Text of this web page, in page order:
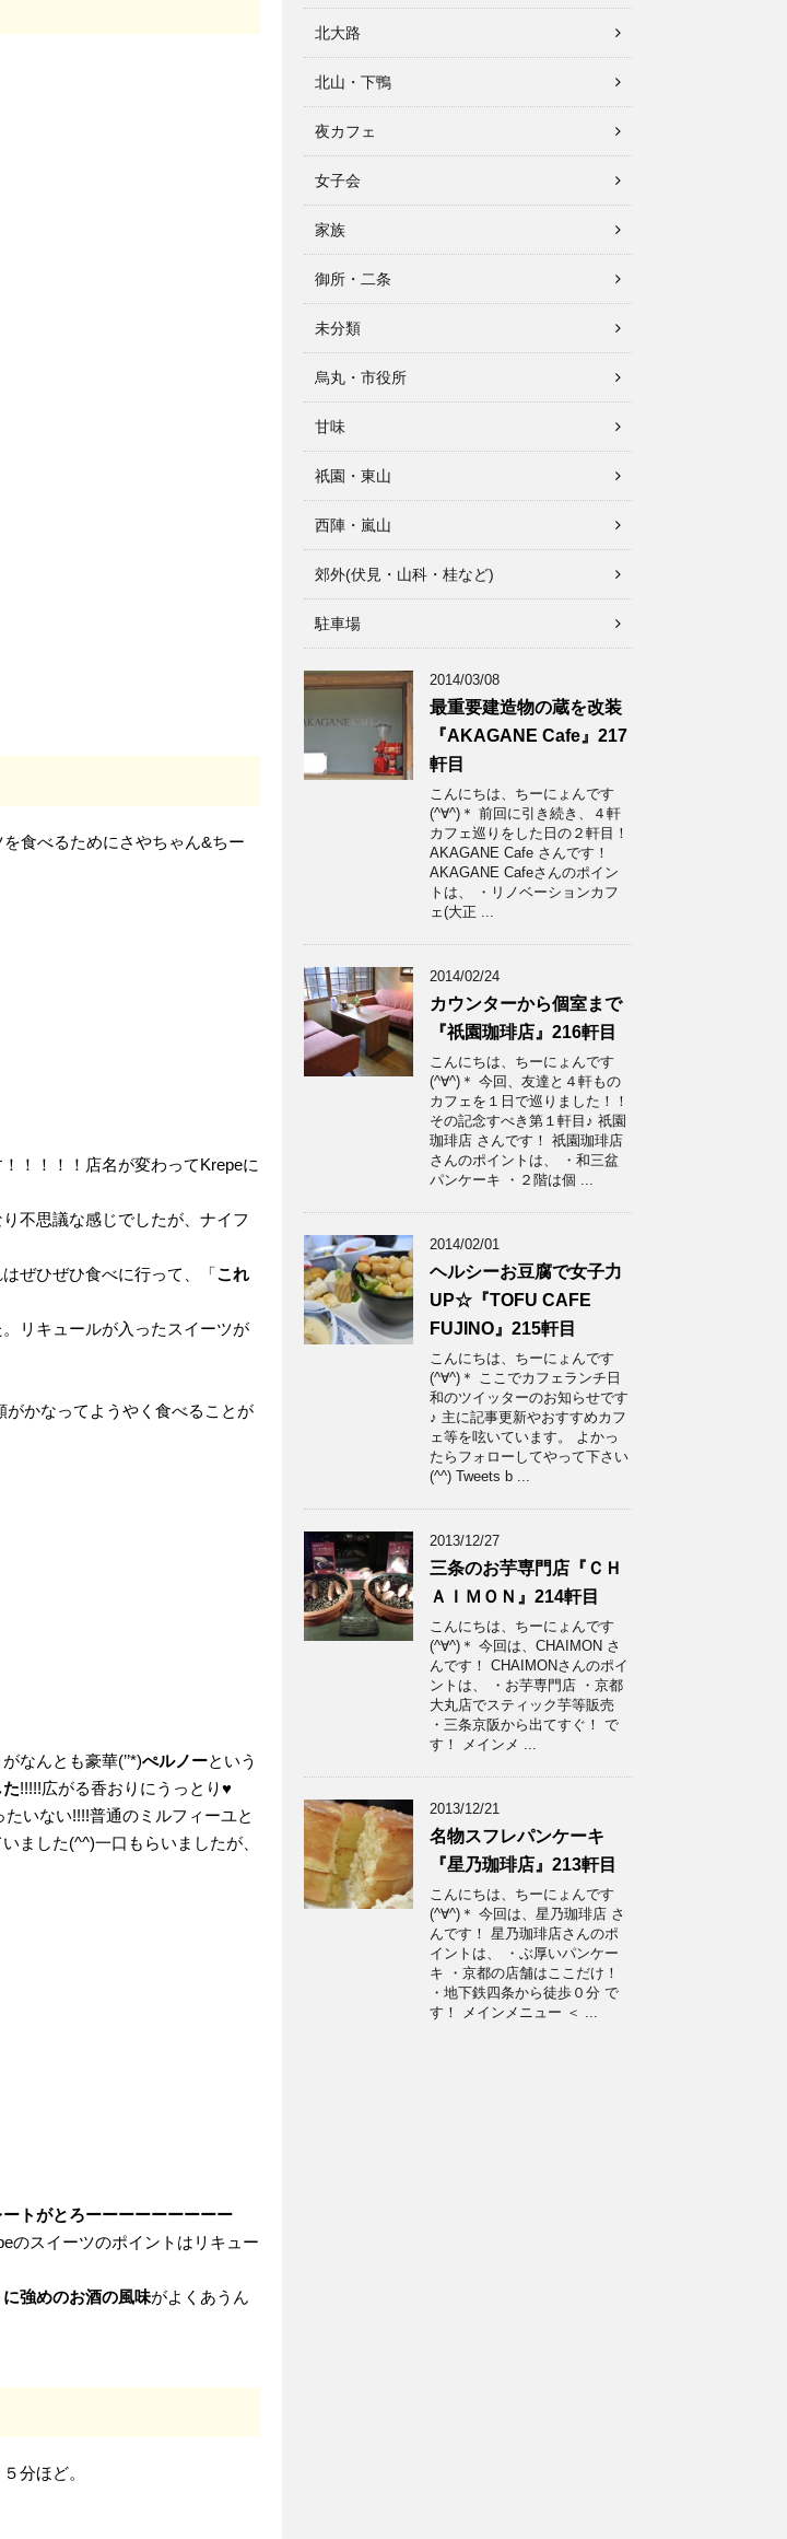
食べるためにさやちゃん&ちー
！！！！！店名が変わってKrepeに
り不思議な感じでしたが、ナイフ
ぜひぜひ食べに行って、「これ
リキュールが入ったスイーツが
かなってようやく食べることが
なんとも豪華(’’*)ぺルノーという
!!!!!広がる香おりにうっとり♥
いない!!!!普通のミルフィーユと
ました(^^)一口もらいましたが、
トがとろーーーーーーーーー
のスイーツのポイントはリキュー
強めのお酒の風味がよくあうん
分ほど。
北大路
北山・下鴨
夜カフェ
女子会
家族
御所・二条
未分類
烏丸・市役所
甘味
祇園・東山
西陣・嵐山
郊外(伏見・山科・桂など)
駐車場
2014/03/08
最重要建造物の蔵を改装
『AKAGANE Cafe』217
軒目
こんにちは、ちーにょんです
(^∀^)＊ 前回に引き続き、４軒
カフェ巡りをした日の２軒目！
AKAGANE Cafe さんです！
AKAGANE Cafeさんのポイン
トは、 ・リノベーションカフ
ェ(大正 ...
2014/02/24
カウンターから個室まで
『祇園珈琲店』216軒目
こんにちは、ちーにょんです
(^∀^)＊ 今回、友達と４軒もの
カフェを１日で巡りました！！
その記念すべき第１軒目♪ 祇園
珈琲店 さんです！ 祇園珈琲店
さんのポイントは、 ・和三盆
パンケーキ ・２階は個 ...
2014/02/01
ヘルシーお豆腐で女子力
UP☆『TOFU CAFE
FUJINO』215軒目
こんにちは、ちーにょんです
(^∀^)＊ ここでカフェランチ日
和のツイッターのお知らせです
♪ 主に記事更新やおすすめカフ
ェ等を呟いています。 よかっ
たらフォローしてやって下さい
(^^) Tweets b ...
2013/12/27
三条のお芋専門店『ＣＨ
ＡＩＭＯＮ』214軒目
こんにちは、ちーにょんです
(^∀^)＊ 今回は、CHAIMON さ
んです！ CHAIMONさんのポイ
ントは、 ・お芋専門店 ・京都
大丸店でスティック芋等販売
・三条京阪から出てすぐ！ で
す！ メインメ ...
2013/12/21
名物スフレパンケーキ
『星乃珈琲店』213軒目
こんにちは、ちーにょんです
(^∀^)＊ 今回は、星乃珈琲店 さ
んです！ 星乃珈琲店さんのポ
イントは、 ・ぶ厚いパンケー
キ ・京都の店舗はここだけ！
・地下鉄四条から徒歩０分 で
す！ メインメニュー ＜ ...